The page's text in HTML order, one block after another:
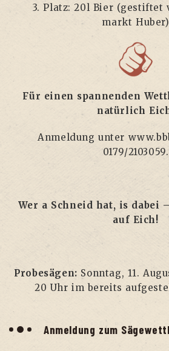
3. Platz: 20l Bier (gestif­tet
markt Huber)
Für einen span­nen­den
natür­lich
Anmel­dung unter
0179/2103059.
Wer a Schneid hat, is
auf Eich!
Pro­be­sä­gen: Sonn­tag, 11.
20 Uhr im bereits
Anmel­dung zum